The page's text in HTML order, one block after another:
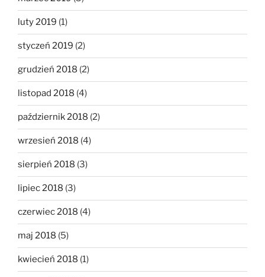
luty 2019 (1)
styczeń 2019 (2)
grudzień 2018 (2)
listopad 2018 (4)
październik 2018 (2)
wrzesień 2018 (4)
sierpień 2018 (3)
lipiec 2018 (3)
czerwiec 2018 (4)
maj 2018 (5)
kwiecień 2018 (1)